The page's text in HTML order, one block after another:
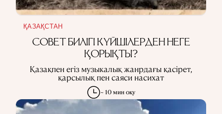
ҚАЗАҚСТАН
СОВЕТ БИЛІГІ КҮЙШІЛЕРДЕН НЕГЕ
ҚОРЫҚТЫ?
Қазақпен егіз музыкалық жанрдағы қасірет,
қарсылық пен саяси насихат
~ 10 мин оқу